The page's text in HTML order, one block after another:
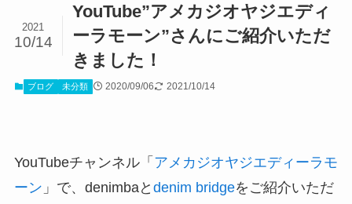
YouTube”アメカジオヤジエディ
ーラモーン”さんにご紹介いただ
きました！
2021
10/14
ブログ 未分類 2020/09/06 2021/10/14
YouTubeチャンネル「 アメカジオヤジエディーラモ
ーン 」で、denimbaと denim bridgeをご紹介いただ